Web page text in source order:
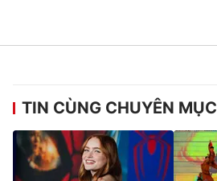
TIN CÙNG CHUYÊN MỤC